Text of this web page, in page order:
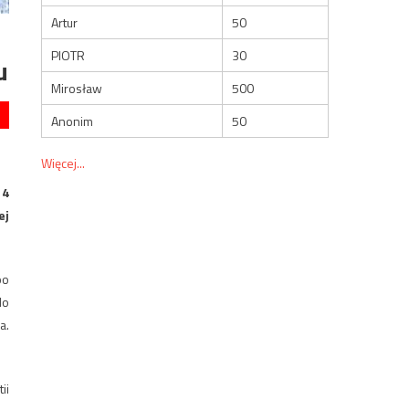
Artur
50
PIOTR
30
Mirosław
500
Anonim
50
Więcej...